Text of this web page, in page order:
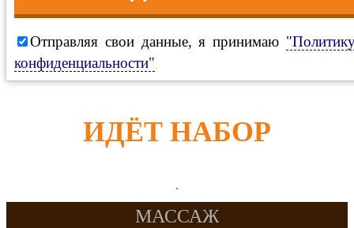
Отправляя свои данные, я принимаю
конфиденциальности"
ИДЁТ НАБОР
МАССАЖ